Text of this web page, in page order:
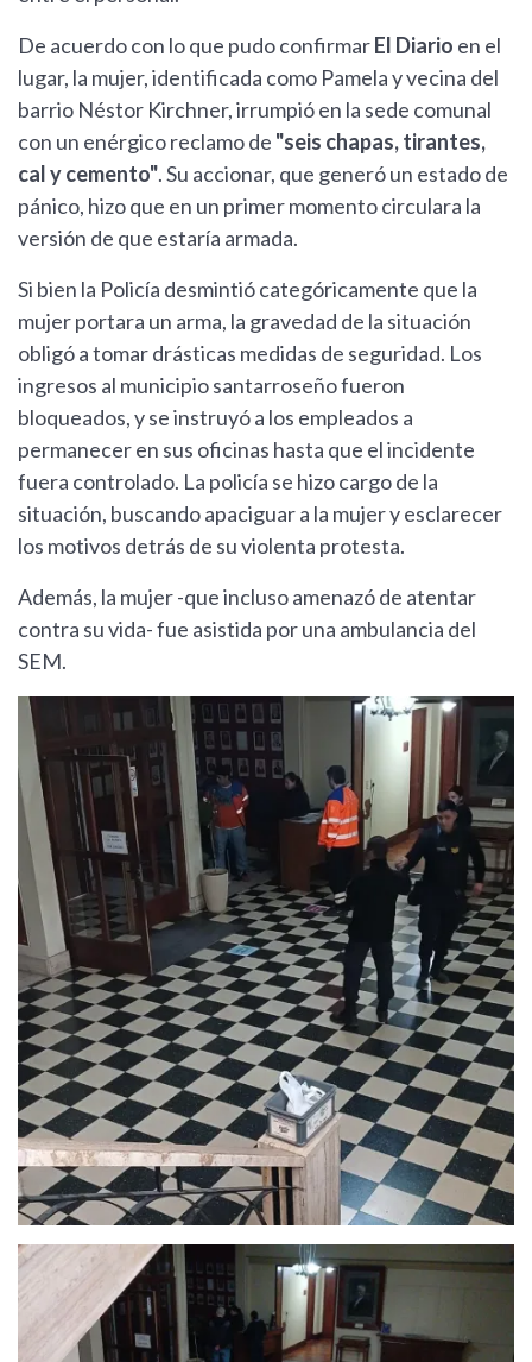
De acuerdo con lo que pudo confirmarEl Diario en el
lugar, la mujer, identificada como Pamela y vecina del
barrio Néstor Kirchner, irrumpió en la sede comunal
con un enérgico reclamo de "seis chapas, tirantes,
cal y cemento". Su accionar, que generó un estado de
pánico, hizo que en un primer momento circulara la
versión de que estaría armada.
Si bien la Policía desmintió categóricamente que la
mujer portara un arma, la gravedad de la situación
obligó a tomar drásticas medidas de seguridad. Los
ingresos al municipio santarroseño fueron
bloqueados, y se instruyó a los empleados a
permanecer en sus oficinas hasta que el incidente
fuera controlado. La policía se hizo cargo de la
situación, buscando apaciguar a la mujer y esclarecer
los motivos detrás de su violenta protesta.
Además, la mujer -que incluso amenazó de atentar
contra su vida- fue asistida por una ambulancia del
SEM.